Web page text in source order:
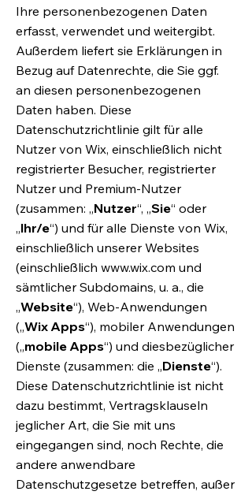
Ihre personenbezogenen Daten
erfasst, verwendet und weitergibt.
Außerdem liefert sie Erklärungen in
Bezug auf Datenrechte, die Sie ggf.
an diesen personenbezogenen
Daten haben. Diese
Datenschutzrichtlinie gilt für alle
Nutzer von Wix, einschließlich nicht
registrierter Besucher, registrierter
Nutzer und Premium-Nutzer
(zusammen: „Nutzer“, „Sie“ oder
„Ihr/e“) und für alle Dienste von Wix,
einschließlich unserer Websites
(einschließlich www.wix.com und
sämtlicher Subdomains, u. a., die
„Website“), Web-Anwendungen
(„Wix Apps“), mobiler Anwendungen
(„mobile Apps“) und diesbezüglicher
Dienste (zusammen: die „Dienste“).
Diese Datenschutzrichtlinie ist nicht
dazu bestimmt, Vertragsklauseln
jeglicher Art, die Sie mit uns
eingegangen sind, noch Rechte, die
andere anwendbare
Datenschutzgesetze betreffen, außer